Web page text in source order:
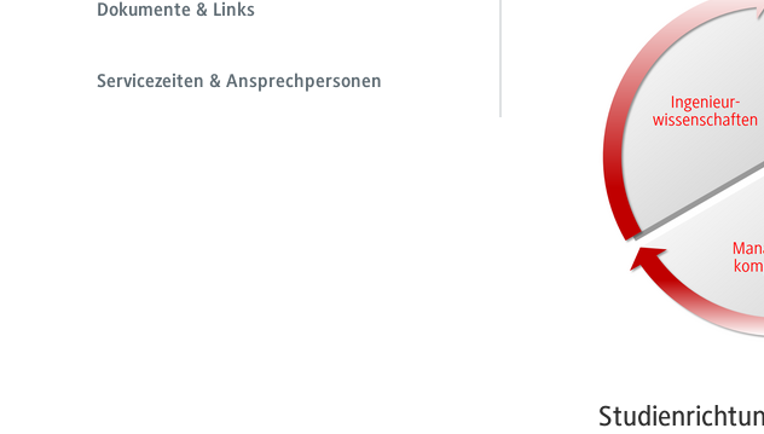
Dokumente & Links
Servicezeiten & Ansprechpersonen